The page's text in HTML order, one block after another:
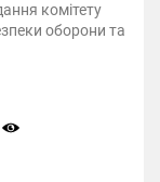
комітету
оборони та